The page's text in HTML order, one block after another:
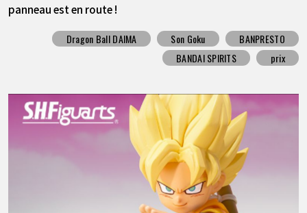
panneau est en route !
Dragon Ball DAIMA Son Goku
BANPRESTO
BANDAI SPIRITS
prix